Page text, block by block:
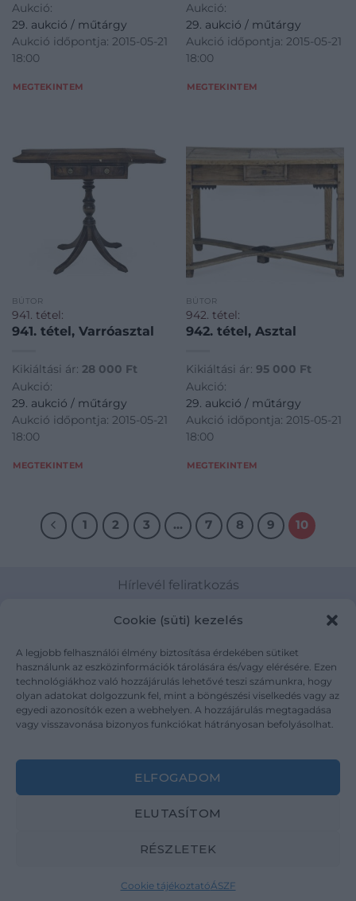
Cookie (süti) kezelés
A legjobb felhasználói élmény biztosítása érdekében sütiket
használunk az eszközinformációk tárolására és/vagy elérésére. Ezen
technológiákhoz való hozzájárulás lehetővé teszi számunkra, hogy
olyan adatokat dolgozzunk fel, mint a böngészési viselkedés vagy az
egyedi azonosítók ezen a webhelyen. A hozzájárulás megtagadása
vagy visszavonása bizonyos funkciókat hátrányosan befolyásolhat.
ELFOGADOM
ELUTASÍTOM
RÉSZLETEK
Cookie tájékoztatóÁSZF
Aukció:
29. aukció / műtárgy
Aukció időpontja: 2015-05-21
18:00
MEGTEKINTEM
Aukció:
29. aukció / műtárgy
Aukció időpontja: 2015-05-21
18:00
MEGTEKINTEM
BÚTOR
941. tétel:
941. tétel, Varróasztal
Kikiáltási ár: 28 000 Ft
Aukció:
29. aukció / műtárgy
Aukció időpontja: 2015-05-21
18:00
MEGTEKINTEM
BÚTOR
942. tétel:
942. tétel, Asztal
Kikiáltási ár: 95 000 Ft
Aukció:
29. aukció / műtárgy
Aukció időpontja: 2015-05-21
18:00
MEGTEKINTEM
1 2 3 … 7 8 9 10
Hírlevél feliratkozás
Elolvastam és elfogadom az Adatkezelési tájékoztatót:
mutargy.com/adatkezelesi-tajekoztato/
Rólunk
Karrier
Áraink
Adatvédelem
Impresszum